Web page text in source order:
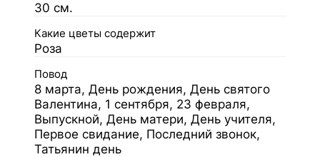
30 см.
Какие цветы содержит
Роза
Повод
8 марта, День рождения, День святого
Валентина, 1 сентября, 23 февраля,
Выпускной, День матери, День учителя,
Первое свидание, Последний звонок,
Татьянин день